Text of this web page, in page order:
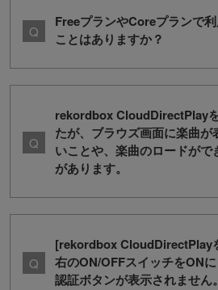
FreeプランやCoreプランで
ことはありますか？
rekordbox CloudDirectPlay
たが、ブラウズ画面に楽曲が
いことや、楽曲のロードがで
があります。
[rekordbox CloudDirectPlay
右のON/OFFスイッチをONに
認証ボタンが表示されません。